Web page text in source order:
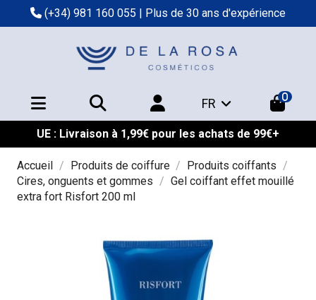
(+34) 981 160 055 | Plus de 30 ans d'expérience
FR 0
UE : Livraison à 1,99€ pour les achats de 99€+
Accueil Produits de coiffure
Produits coiffants
Cires, onguents et gommes
Gel coiffant effet mouillé
extra fort Risfort 200 ml